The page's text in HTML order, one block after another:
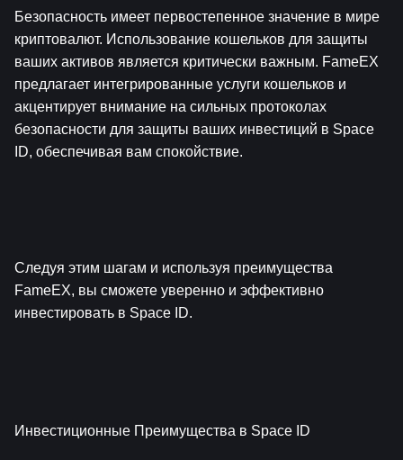
Безопасность имеет первостепенное значение в мире
криптовалют. Использование кошельков для защиты
ваших активов является критически важным. FameEX
предлагает интегрированные услуги кошельков и
акцентирует внимание на сильных протоколах
безопасности для защиты ваших инвестиций в Space
ID, обеспечивая вам спокойствие.
Следуя этим шагам и используя преимущества
FameEX, вы сможете уверенно и эффективно
инвестировать в Space ID.
Инвестиционные Преимущества в Space ID